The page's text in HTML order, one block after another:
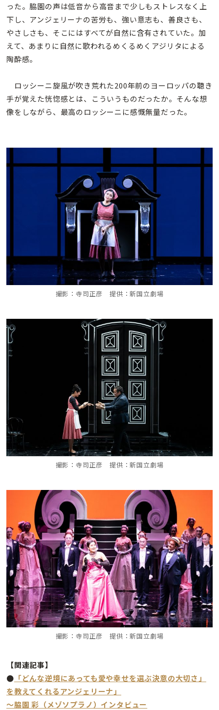
った。脇園の声は低音から高音まで少しもストレスなく上
下し、アンジェリーナの苦労も、強い意志も、善良さも、
やさしさも、そこにはすべてが自然に含有されていた。加
えて、あまりに自然に歌われるめくるめくアジリタによる
陶酔感。
ロッシーニ旋風が吹き荒れた200年前のヨーロッパの聴き
手が覚えた恍惚感とは、こういうものだったか。そんな想
像をしながら、最高のロッシーニに感慨無量だった。
撮影：寺司正彦 提供：新国立劇場
撮影：寺司正彦 提供：新国立劇場
撮影：寺司正彦 提供：新国立劇場
【関連記事】
● 「どんな逆境にあっても愛や幸せを選ぶ決意の大切さ」
を教えてくれるアンジェリーナ 」
〜脇園 彩（メゾソプラノ）インタビュー